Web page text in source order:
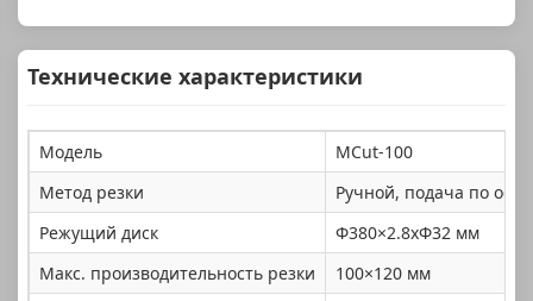
Технические характеристики
Модель
MCut-100
Метод резки
Ручной, подача по оси
Режущий диск
Φ380×2.8xΦ32 мм
Макс. производительность резки
100×120 мм